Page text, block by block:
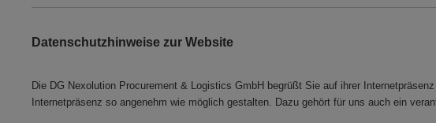
Datenschutzhinweise zur Website
Die DG Nexolution Procurement & Logistics GmbH begrüßt Sie auf ihrer
Internetpräsenz so angenehm wie möglich gestalten. Dazu gehört für uns auch ein